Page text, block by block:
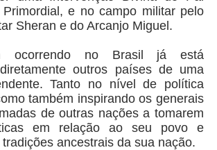
e no campo militar pelo
Sheran e do Arcanjo Miguel.
ocorrendo no Brasil já está
outros países de uma
Tanto no nível de política
também inspirando os generais
de outras nações a tomarem
em relação ao seu povo e
ancestrais da sua nação.